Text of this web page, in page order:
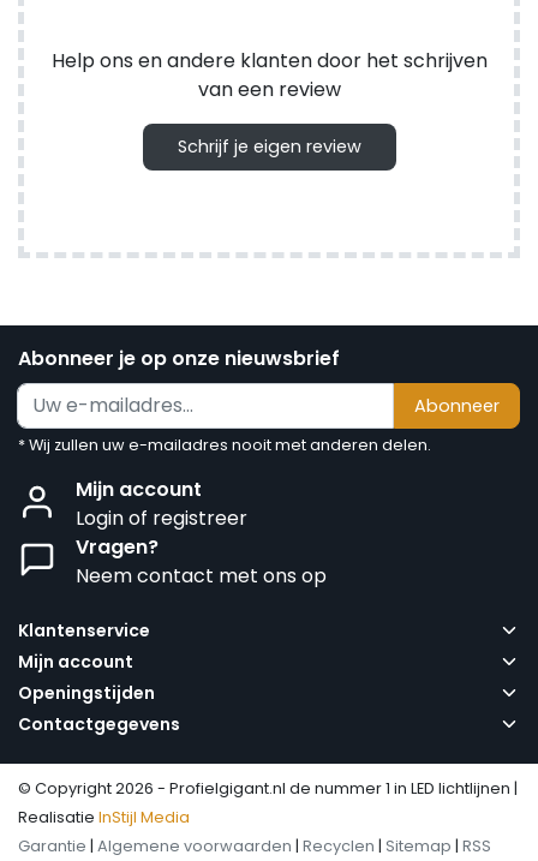
Help ons en andere klanten door het schrijven
van een review
Schrijf je eigen review
Abonneer je op onze nieuwsbrief
Abonneer
* Wij zullen uw e-mailadres nooit met anderen delen.
Mijn account
Login of registreer
Vragen?
Neem contact met ons op
Klantenservice
Mijn account
Openingstijden
Contactgegevens
© Copyright 2026 - Profielgigant.nl de nummer 1 in LED lichtlijnen |
Realisatie InStijl Media
Garantie | Algemene voorwaarden | Recyclen | Sitemap | RSS